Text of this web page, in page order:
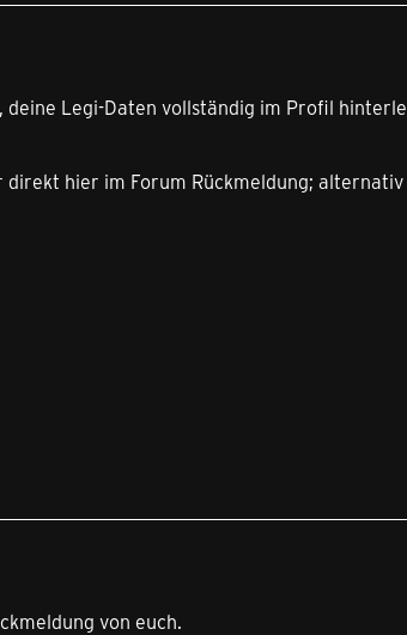
, deine Legi-Daten vollständig im Profil
hier im Forum Rückmeldung;
von euch.